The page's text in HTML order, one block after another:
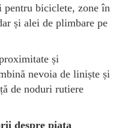
biciclete, zone în
și alei de plimbare pe
și
nevoia de liniște și
de noduri rutiere
despre piața